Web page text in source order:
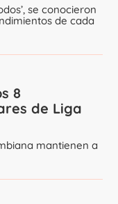
se conocieron
de cada
8
de Liga
mantienen a